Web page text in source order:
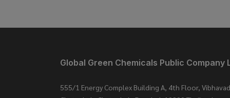
Global Green Chemicals Public Company
555/1 Energy Complex Building A, 4th Floor,